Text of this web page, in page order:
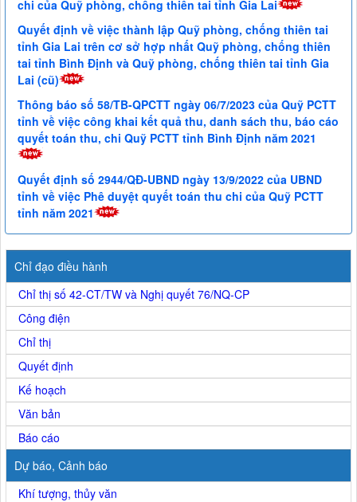
chi của Quỹ phòng, chống thiên tai tỉnh Gia Lai
Quyết định về việc thành lập Quỹ phòng, chống thiên tai
tỉnh Gia Lai trên cơ sở hợp nhất Quỹ phòng, chống thiên
tai tỉnh Bình Định và Quỹ phòng, chống thiên tai tỉnh Gia
Lai (cũ)
Thông báo số 58/TB-QPCTT ngày 06/7/2023 của Quỹ PCTT
tỉnh về việc công khai kết quả thu, danh sách thu, báo cáo
quyết toán thu, chi Quỹ PCTT tỉnh Bình Định năm 2021
Quyết định số 2944/QĐ-UBND ngày 13/9/2022 của UBND
tỉnh về việc Phê duyệt quyết toán thu chi của Quỹ PCTT
tỉnh năm 2021
Chỉ đạo điều hành
Chỉ thị số 42-CT/TW và Nghị quyết 76/NQ-CP
Công điện
Chỉ thị
Quyết định
Kế hoạch
Văn bản
Báo cáo
Dự báo, Cảnh báo
Khí tượng, thủy văn